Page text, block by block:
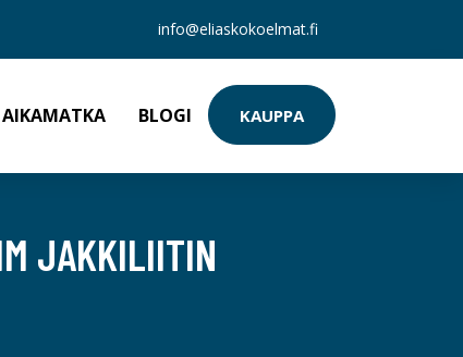
info@eliaskokoelmat.fi
AIKAMATKA BLOGI KAUPPA
JAKKILIITIN